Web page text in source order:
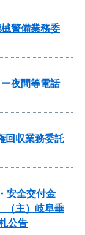
警備業務委
夜間等電話
回収業務委託
安全交付金
（主）岐阜垂
公告